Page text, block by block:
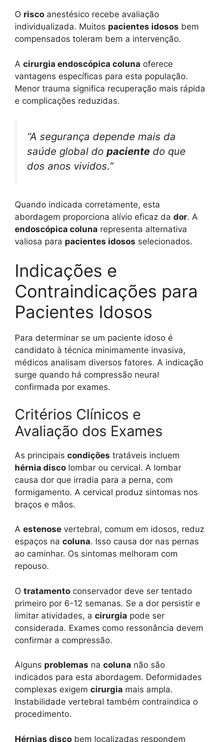
O risco anestésico recebe avaliação
individualizada. Muitos pacientes idosos bem
compensados toleram bem a intervenção.
A cirurgia endoscópica coluna oferece
vantagens específicas para esta população.
Menor trauma significa recuperação mais rápida
e complicações reduzidas.
“A segurança depende mais da
saúde global do paciente do que
dos anos vividos.”
Quando indicada corretamente, esta
abordagem proporciona alívio eficaz da dor. A
endoscópica coluna representa alternativa
valiosa para pacientes idosos selecionados.
Indicações e
Contraindicações para
Pacientes Idosos
Para determinar se um paciente idoso é
candidato à técnica minimamente invasiva,
médicos analisam diversos fatores. A indicação
surge quando há compressão neural
confirmada por exames.
Critérios Clínicos e
Avaliação dos Exames
As principais condições tratáveis incluem
hérnia disco lombar ou cervical. A lombar
causa dor que irradia para a perna, com
formigamento. A cervical produz sintomas nos
braços e mãos.
A estenose vertebral, comum em idosos, reduz
espaços na coluna. Isso causa dor nas pernas
ao caminhar. Os sintomas melhoram com
repouso.
O tratamento conservador deve ser tentado
primeiro por 6-12 semanas. Se a dor persistir e
limitar atividades, a cirurgia pode ser
considerada. Exames como ressonância devem
confirmar a compressão.
Alguns problemas na coluna não são
indicados para esta abordagem. Deformidades
complexas exigem cirurgia mais ampla.
Instabilidade vertebral também contraindica o
procedimento.
Hérnias disco bem localizadas respondem